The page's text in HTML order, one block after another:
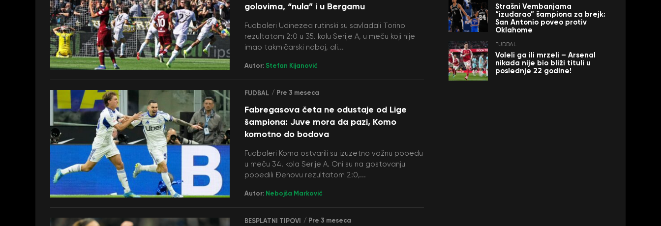
golovima, “nula” i u Bergamu
Fudbaleri Udinezea rutinski su savladali Torino
rezultatom 2:0 u 35. kolu Serije A, u meču koji nije
imao takmičarski naboj, ali...
Autor: Stefan Kijanović
FUDBAL / Pre 3 meseca
Fabregasova četa ne odustaje od Lige
šampiona: Juve mora da pazi, Komo
komotno do bodova
Fudbaleri Koma ostvarili su izuzetno važnu pobedu
u meču 34. kola Serije A. Oni su na gostovanju
pobedili Đenovu rezultatom 2:0,...
Autor: Nebojša Marković
BESPLATNI TIPOVI / Pre 3 meseca
Strašni Vembanjama
“izudarao” šampiona za brejk:
San Antonio poveo protiv
Oklahome
FUDBAL
Voleli ga ili mrzeli – Arsenal
nikada nije bio bliži tituli u
poslednje 22 godine!